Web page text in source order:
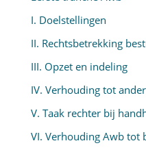
I. Doelstellingen
II. Rechtsbetrekking
III. Opzet en indeling
IV. Verhouding tot
V. Taak rechter bij
VI. Verhouding Awb tot